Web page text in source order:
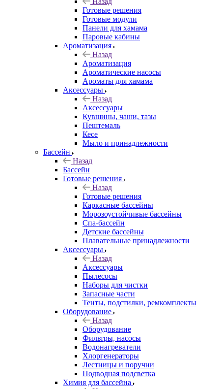
Готовые решения
Готовые модули
Панели для хамама
Паровые кабины
Ароматизация
Назад
Ароматизация
Ароматические насосы
Ароматы для хамама
Аксессуары
Назад
Аксессуары
Кувшины, чаши, тазы
Пештемаль
Кесе
Мыло и принадлежности
Бассейн
Назад
Бассейн
Готовые решения
Назад
Готовые решения
Каркасные бассейны
Морозоустойчивые бассейны
Спа-бассейн
Детские бассейны
Плавательные принадлежности
Аксессуары
Назад
Аксессуары
Пылесосы
Наборы для чистки
Запасные части
Тенты, подстилки, ремкомплекты
Оборудование
Назад
Оборудование
Фильтры, насосы
Водонагреватели
Хлоргенераторы
Лестницы и поручни
Подводная подсветка
Химия для бассейна